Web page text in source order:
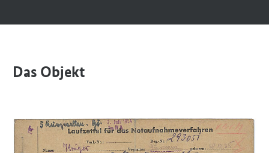
Das Objekt